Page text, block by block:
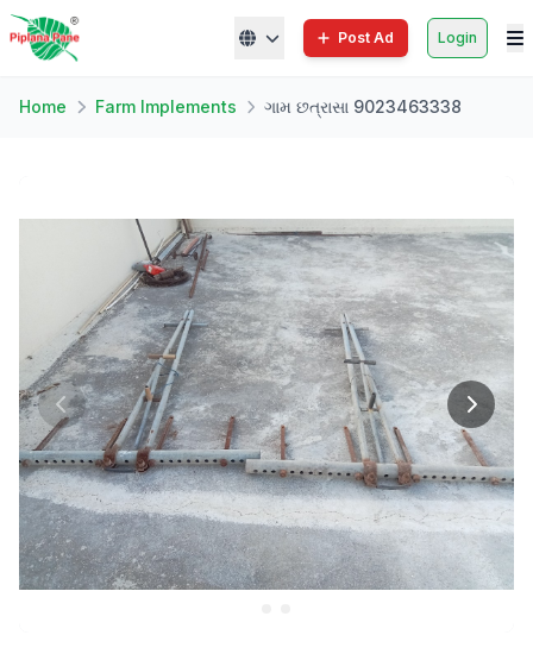
Post Ad Login
Home Farm Implements ગામ છત્રાસા 9023463338